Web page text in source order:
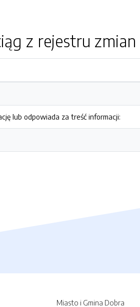
z rejestru zmian
lub odpowiada za treść informacji:
Miasto i Gmina Dobra